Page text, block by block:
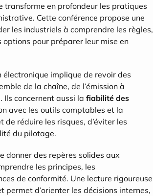
transforme en profondeur les pratiques
Cette conférence propose une
les industriels à comprendre les règles,
pour préparer leur mise en
implique de revoir des
de la chaîne, de l’émission à
Ils concernent aussi la fiabilité des
avec les outils comptables et la
réduire les risques, d’éviter les
du pilotage.
donner des repères solides aux
les principes, les
de conformité. Une lecture rigoureuse
d’orienter les décisions internes,